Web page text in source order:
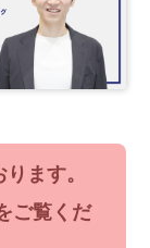
ます。
ご覧くだ